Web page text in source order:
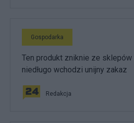
Gospodarka
Ten produkt zniknie ze
niedługo wchodzi unijny zakaz
Redakcja